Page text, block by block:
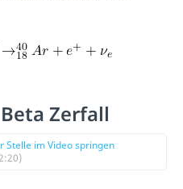
Zerfall
Stelle im Video springen